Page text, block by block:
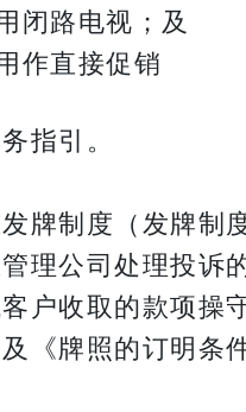
闭路电视；及
作直接促销
指引。
牌制度（发牌制
理公司处理投诉
户收取的款项操
《牌照的订明条